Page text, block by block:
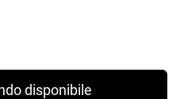
€
disponibile